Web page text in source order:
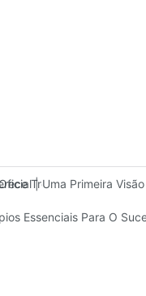
Três Andares De
| Uma Primeira
Essenciais Para O